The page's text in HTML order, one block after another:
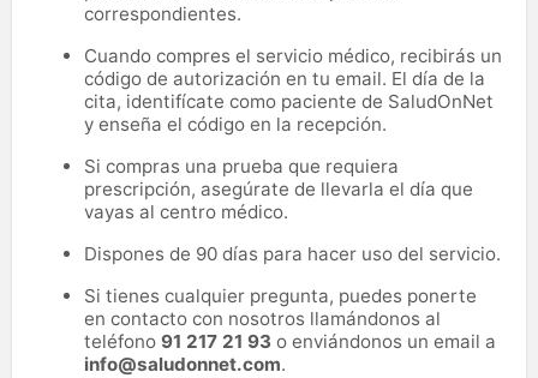
correspondientes.
Cuando compres el servicio médico, recibirás un
código de autorización en tu email. El día de la
cita, identifícate como paciente de SaludOnNet
y enseña el código en la recepción.
Si compras una prueba que requiera
prescripción, asegúrate de llevarla el día que
vayas al centro médico.
Dispones de 90 días para hacer uso del servicio.
Si tienes cualquier pregunta, puedes ponerte
en contacto con nosotros llamándonos al
teléfono 91 217 21 93 o enviándonos un email a
info@saludonnet.com.